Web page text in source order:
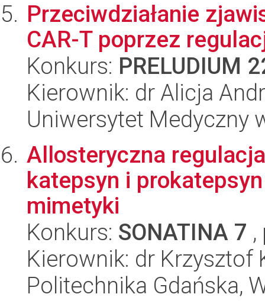
Przeciwdziałanie
CAR-T poprzez
Konkurs: PRELUDIUM
Kierownik: dr Alicja
Uniwersytet Medyczny
Allosteryczna
katepsyn i
mimetyki
Konkurs: SONATINA 7
Kierownik: dr Krzysztof
Politechnika Gdańska,